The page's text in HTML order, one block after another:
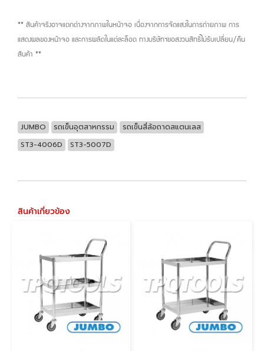
** สินค้าจริงอาจแตกต่างจากภาพในหน้าจอ เนื่องจากการจัดแสงในการถ่ายภาพ การ
แสดงผลของหน้าจอ และการผลิตในแต่ละล็อต ทางบริษัทฯขอสงวนสิทธิ์ไม่รับเปลี่ยน/คืน
สินค้า **
JUMBO รถเข็นอุตสาหกรรม
รถเข็นสี่ล้อถาดสแตนเลส
ST3-4006D
ST3-5007D
สินค้าเกี่ยวข้อง